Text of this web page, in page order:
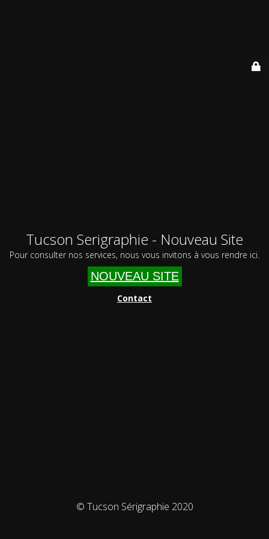
Tucson Serigraphie - Nouveau Site
Pour consulter nos services, nous vous invitons à vous rendre ici.
NOUVEAU SITE
Contact
© Tucson Sérigraphie 2020